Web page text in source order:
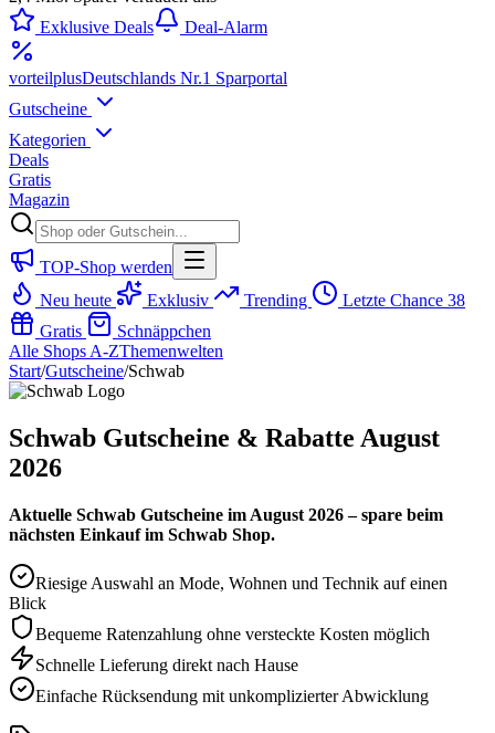
Exklusive Deals
Deal-Alarm
vorteilplusDeutschlands Nr.1 Sparportal
Gutscheine
Kategorien
Deals
Gratis
Magazin
TOP-Shop werden
Neu heute
Exklusiv Trending Letzte Chance 38
Gratis
Schnäppchen
Alle Shops A-ZThemenwelten
Start/Gutscheine/Schwab
Schwab Gutscheine & Rabatte August
2026
Aktuelle Schwab Gutscheine im August 2026 – spare beim
nächsten Einkauf im Schwab Shop.
Riesige Auswahl an Mode, Wohnen und Technik auf einen
Blick
Bequeme Ratenzahlung ohne versteckte Kosten möglich
Schnelle Lieferung direkt nach Hause
Einfache Rücksendung mit unkomplizierter Abwicklung